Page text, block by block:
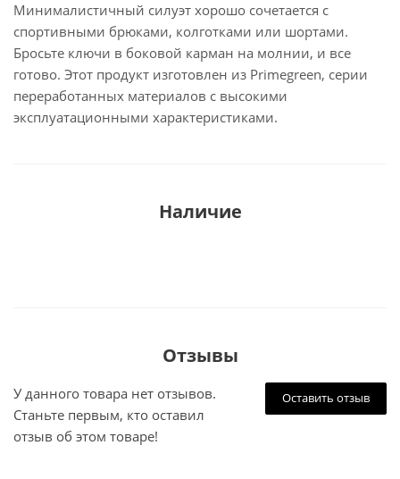
Минималистичный силуэт хорошо сочетается с
спортивными брюками, колготками или шортами.
Бросьте ключи в боковой карман на молнии, и все
готово. Этот продукт изготовлен из Primegreen, серии
переработанных материалов с высокими
эксплуатационными характеристиками.
Наличие
Отзывы
Оставить отзыв
У данного товара нет отзывов.
Станьте первым, кто оставил
отзыв об этом товаре!